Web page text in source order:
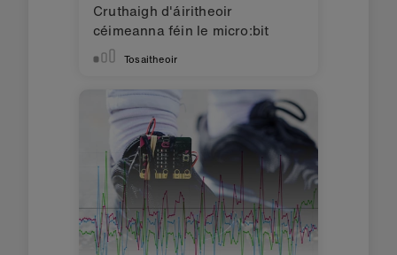
Cruthaigh d'áiritheoir
céimeanna féin le micro:bit
Tosaitheoir